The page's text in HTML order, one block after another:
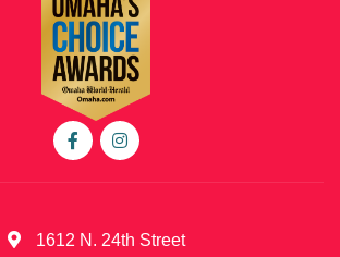
1612 N. 24th Street